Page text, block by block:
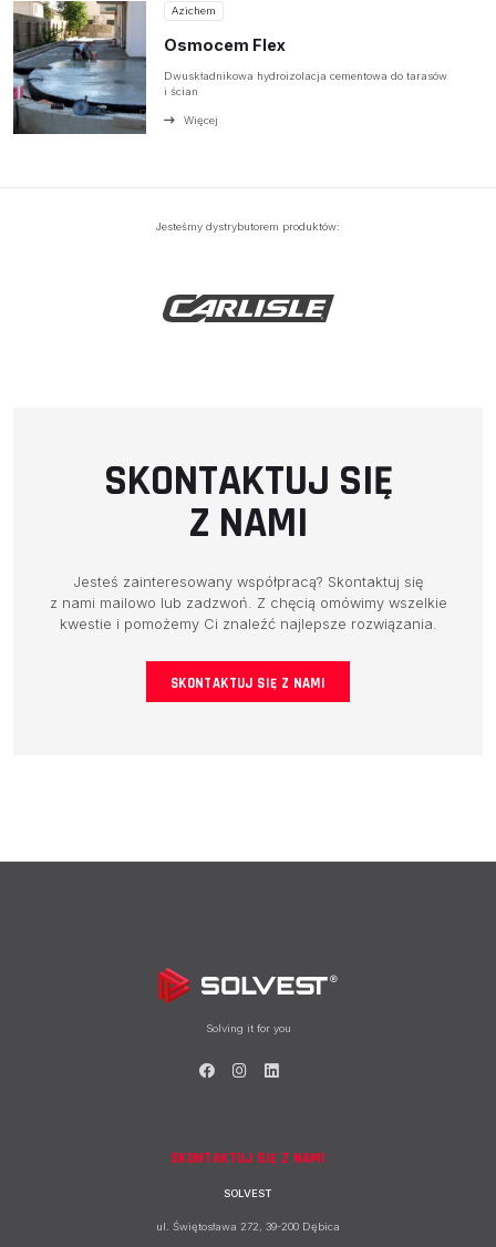
Azichem
Osmocem Flex
Dwuskładnikowa hydroizolacja cementowa do tarasów
i ścian
Więcej
Jesteśmy dystrybutorem produktów:
SKONTAKTUJ SIĘ
Z NAMI
Jesteś zainteresowany współpracą? Skontaktuj się
z nami mailowo lub zadzwoń. Z chęcią omówimy wszelkie
kwestie i pomożemy Ci znaleźć najlepsze rozwiązania.
SKONTAKTUJ SIĘ Z NAMI
Solving it for you
SKONTAKTUJ SIĘ Z NAMI
SOLVEST
ul. Świętosława 272, 39-200 Dębica